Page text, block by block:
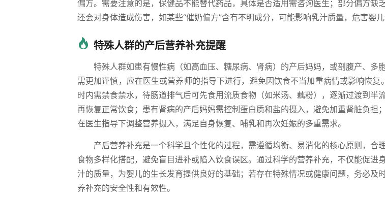
偏方。需要注意的是，保健品不能替代药品，具体是否适用需咨询医生；部分偏方缺
还会对身体造成伤害，如某些“催奶偏方”含有不明成分，可能影响乳汁质量，危害婴儿
特殊人群的产后营养补充提醒
特殊人群如患有慢性病（如高血压、糖尿病、肾病）的产后妈妈，或剖腹产、多
需更加谨慎，应在医生或营养师的指导下进行，避免因饮食不当加重病情或影响恢
时内需禁食禁水，待肠道排气后可先食用流质食物（如米汤、藕粉），逐渐过渡到半
再恢复正常饮食；患有肾病的产后妈妈需控制蛋白质和盐的摄入，避免加重肾脏负担
在医生指导下调整营养摄入，满足自身恢复、哺乳和再次妊娠的多重需求。
产后营养补充是一个科学且个性化的过程，需遵循均衡、易消化的核心原则，合
食物多样化搭配，避免盲目进补或陷入饮食误区。通过科学的营养补充，不仅能促进
汁的质量，为婴儿的生长发育提供良好的基础；若存在特殊情况或健康问题，务必及
养补充的安全性和有效性。